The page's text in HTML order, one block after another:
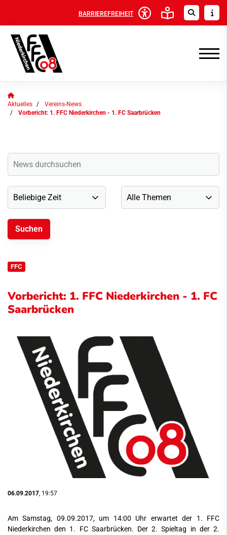
BARRIEREFREIHEIT
Aktuelles
Vereins-News
Vorbericht: 1. FFC Niederkirchen - 1. FC Saarbrücken
FFC
Vorbericht: 1. FFC Niederkirchen - 1. FC
Saarbrücken
06.09.2017 , 19:57
Am Samstag, 09.09.2017, um 14:00 Uhr erwartet der 1. FFC
Niederkirchen den 1. FC Saarbrücken. Der 2. Spieltag in der 2.